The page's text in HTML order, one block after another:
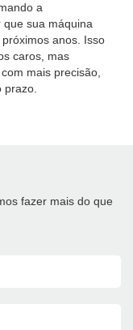
a
sua máquina
anos. Isso
caros, mas
mais precisão,
fazer mais do que